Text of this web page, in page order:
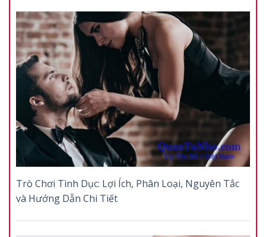
Trò Chơi Tình Dục: Lợi Ích, Phân Loại, Nguyên Tắc
và Hướng Dẫn Chi Tiết